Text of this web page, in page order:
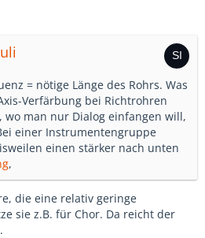
= nötige Länge des Rohrs. Was
Verfärbung bei Richtrohren
wo man nur Dialog einfangen will,
einer Instrumentengruppe
einen stärker nach unten
,
die eine relativ geringe
sie z.B. für Chor. Da reicht der